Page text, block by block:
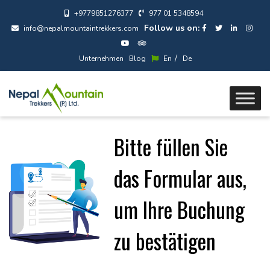
+9779851276377
977 01 5348594
info@nepalmountaintrekkers.com
Follow us on:
Unternehmen Blog En / De
Bitte füllen Sie
das Formular aus,
um Ihre Buchung
zu bestätigen